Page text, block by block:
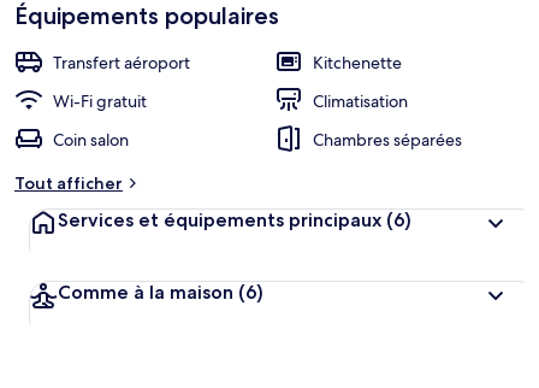
Équipements populaires
Transfert aéroport
Kitchenette
Wi-Fi gratuit
Climatisation
Coin salon
Chambres séparées
Tout afficher
Services et équipements principaux (6)
Comme à la maison (6)